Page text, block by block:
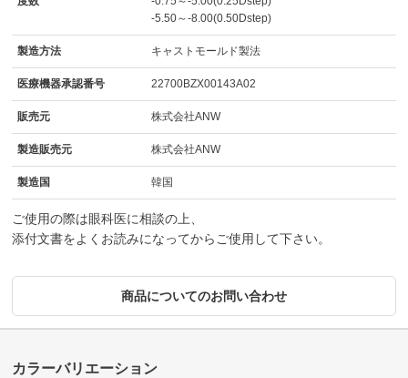
-5.50～-8.00(0.50Dstep)
製造方法 キャストモールド製法
医療機器承認番号 22700BZX00143A02
販売元 株式会社ANW
製造販売元 株式会社ANW
製造国 韓国
ご使用の際は眼科医に相談の上、
添付文書をよくお読みになってからご使用して下さい。
商品についてのお問い合わせ